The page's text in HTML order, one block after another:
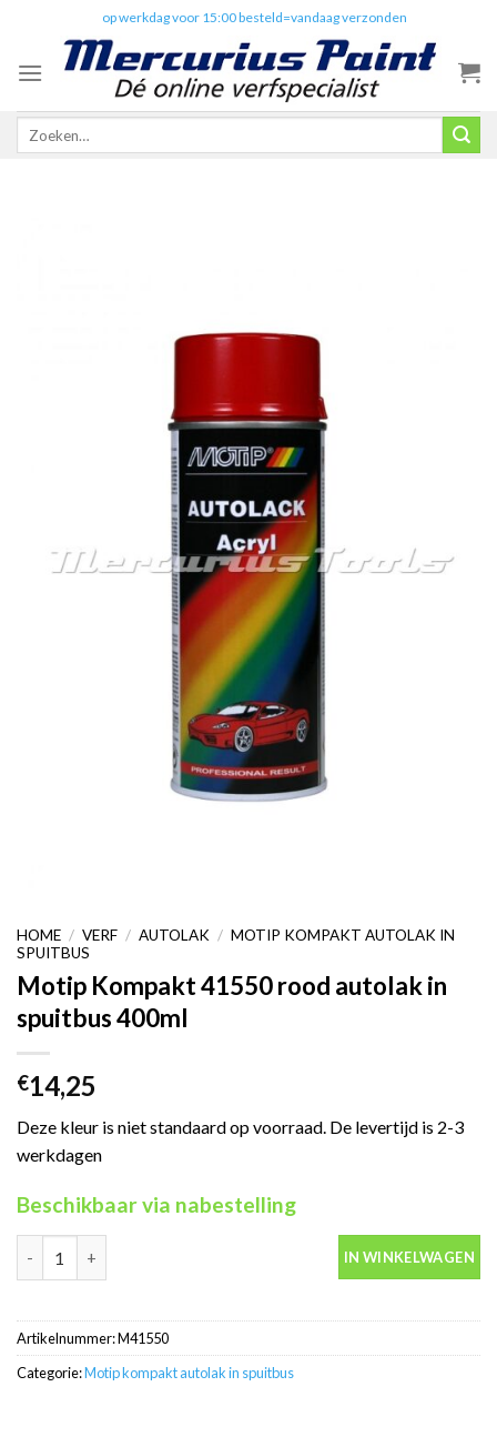
content
op werkdag voor 15:00 besteld=vandaag verzonden
Zoeken
HOME / VERF / AUTOLAK / MOTIP KOMPAKT AUTOLAK IN
SPUITBUS
Motip Kompakt 41550 rood autolak in
spuitbus 400ml
€14,25
Deze kleur is niet standaard op voorraad. De levertijd is 2-3
werkdagen
Beschikbaar via nabestelling
Motip Kompakt 41550 rood autolak in spuitbus 400ml aantal
IN WINKELWAGEN
Artikelnummer:M41550
Categorie:Motip kompakt autolak in spuitbus